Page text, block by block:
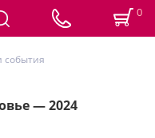
0
события
— 2024